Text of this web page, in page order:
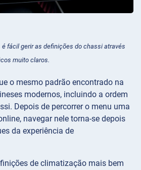
fácil gerir as definições do chassi através
muito claros.
o mesmo padrão encontrado na
modernos, incluindo a ordem
Depois de percorrer o menu uma
navegar nele torna-se depois
da experiência de
de climatização mais bem